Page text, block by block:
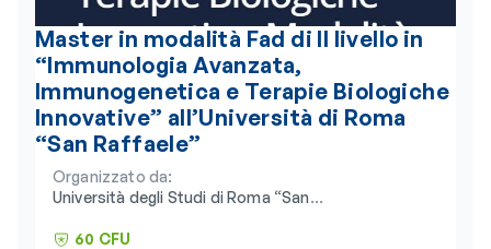
Master in modalità Fad di II livello in
“Immunologia Avanzata,
Immunogenetica e Terapie Biologiche
Innovative” all’Università di Roma
“San Raffaele”
Organizzato da:
Università degli Studi di Roma “San
Humanitas
60 CFU